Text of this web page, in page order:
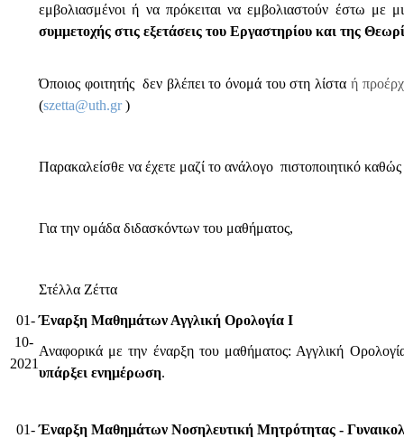
εμβολιασμένοι ή να πρόκειται να εμβολιαστούν έστω
συμμετοχής στις εξετάσεις του Εργαστηρίου και της
Όποιος φοιτητής δεν βλέπει το όνομά του στη λίστα ή
(szetta@uth.gr)
Παρακαλείσθε να έχετε μαζί το ανάλογο πιστοποιητικό
Για την ομάδα διδασκόντων του μαθήματος,
Στέλλα Ζέττα
01-
10-
2021
Έναρξη Μαθημάτων Αγγλική Ορολογία Ι
Αναφορικά με την έναρξη του μαθήματος: Αγγλική
υπάρξει ενημέρωση.
01- Έναρξη Μαθημάτων Νοσηλευτική Μητρότητας -